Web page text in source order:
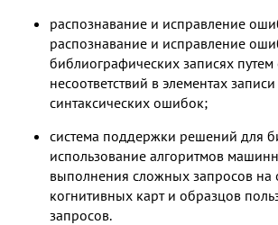
распознавание и исправление
распознавание и исправление
библиографических записях
несоответствий в элементах
синтаксических ошибок;
система поддержки решений для
использование алгоритмов
выполнения сложных запросов на
когнитивных карт и образцов
запросов.